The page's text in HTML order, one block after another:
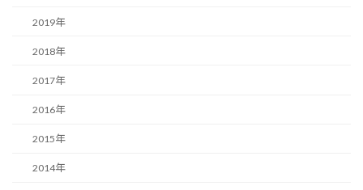
2019年
2018年
2017年
2016年
2015年
2014年